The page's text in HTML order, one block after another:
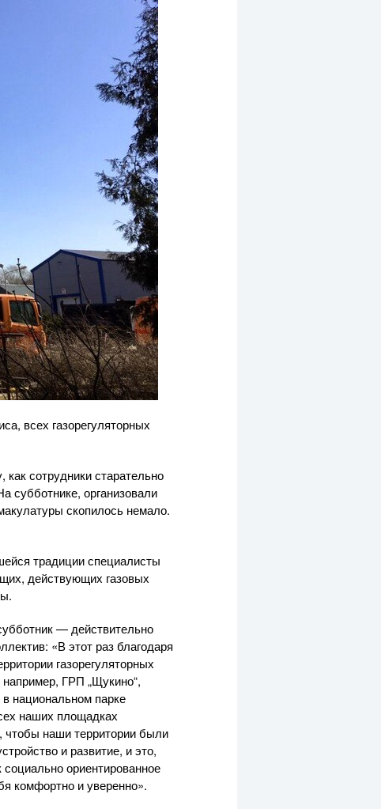
всех газорегуляторных
сотрудники старательно
субботнике, организовали
скопилось немало.
традиции специалисты
действующих газовых
— действительно
«В этот раз благодаря
газорегуляторных
ГРП „Щукино“,
национальном парке
наших площадках
чтобы наши территории были
и развитие, и это,
ориентированное
комфортно и уверенно».